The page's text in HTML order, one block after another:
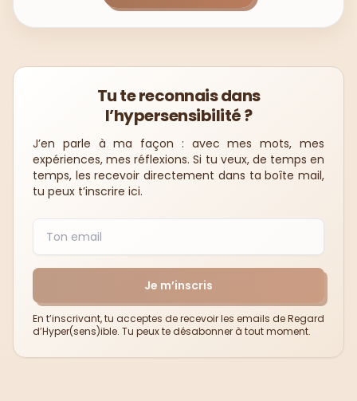
faible, c’est une manière différente de
ressentir le monde.
Tu te reconnais dans
l’hypersensibilité ?
J’en parle à ma façon : avec mes mots, mes
expériences, mes réflexions. Si tu veux, de temps en
temps, les recevoir directement dans ta boîte mail,
tu peux t’inscrire ici.
Je m’inscris
En t’inscrivant, tu acceptes de recevoir les emails de Regard
d’Hyper(sens)ible. Tu peux te désabonner à tout moment.